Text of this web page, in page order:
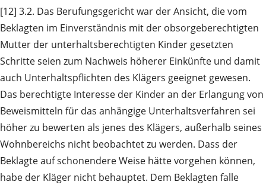
[12] 3.2. Das Berufungsgericht war der Ansicht, die vom
Beklagten im Einverständnis mit der obsorgeberechtigten
Mutter der unterhaltsberechtigten Kinder gesetzten
Schritte seien zum Nachweis höherer Einkünfte und damit
auch Unterhaltspflichten des Klägers geeignet gewesen.
Das berechtigte Interesse der Kinder an der Erlangung von
Beweismitteln für das anhängige Unterhaltsverfahren sei
höher zu bewerten als jenes des Klägers, außerhalb seines
Wohnbereichs nicht beobachtet zu werden. Dass der
Beklagte auf schonendere Weise hätte vorgehen können,
habe der Kläger nicht behauptet. Dem Beklagten falle